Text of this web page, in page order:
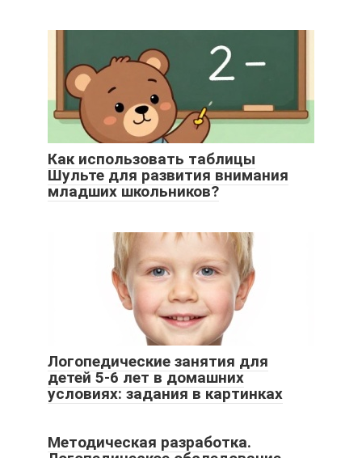
Как использовать таблицы
Шульте для развития внимания
младших школьников?
Логопедические занятия для
детей 5-6 лет в домашних
условиях: задания в картинках
Методическая разработка.